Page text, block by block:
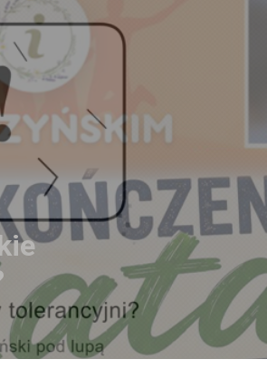
jazdy
18 tysięcy złotych
plony